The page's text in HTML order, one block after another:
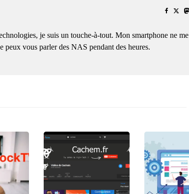
je suis un touche-à-tout. Mon smartphone ne me
peux vous parler des NAS pendant des heures.